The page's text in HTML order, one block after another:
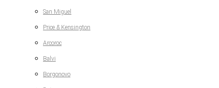
San Miguel
Price & Kensington
Arcoroc
Balvi
Borgonovo